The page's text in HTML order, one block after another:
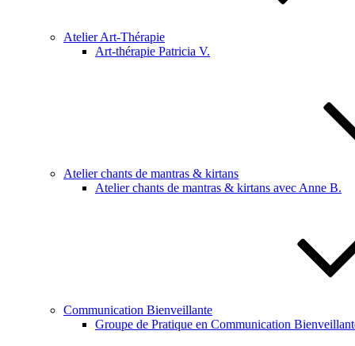
Atelier Art-Thérapie
Art-thérapie Patricia V.
Atelier chants de mantras & kirtans
Atelier chants de mantras & kirtans avec Anne B.
Communication Bienveillante
Groupe de Pratique en Communication